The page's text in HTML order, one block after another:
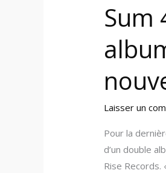
Sum
Laisser un
Pour la
d’un double
Rise Records.
single
metal
« Rise
Up »